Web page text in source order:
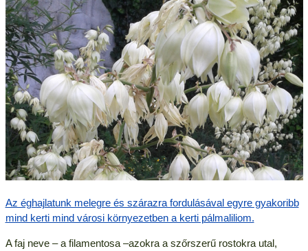
Az éghajlatunk melegre és szárazra fordulásával egyre gyakoribb
mind kerti mind városi környezetben a kerti pálmaliliom.
A faj neve – a filamentosa –azokra a szőrszerű rostokra utal,